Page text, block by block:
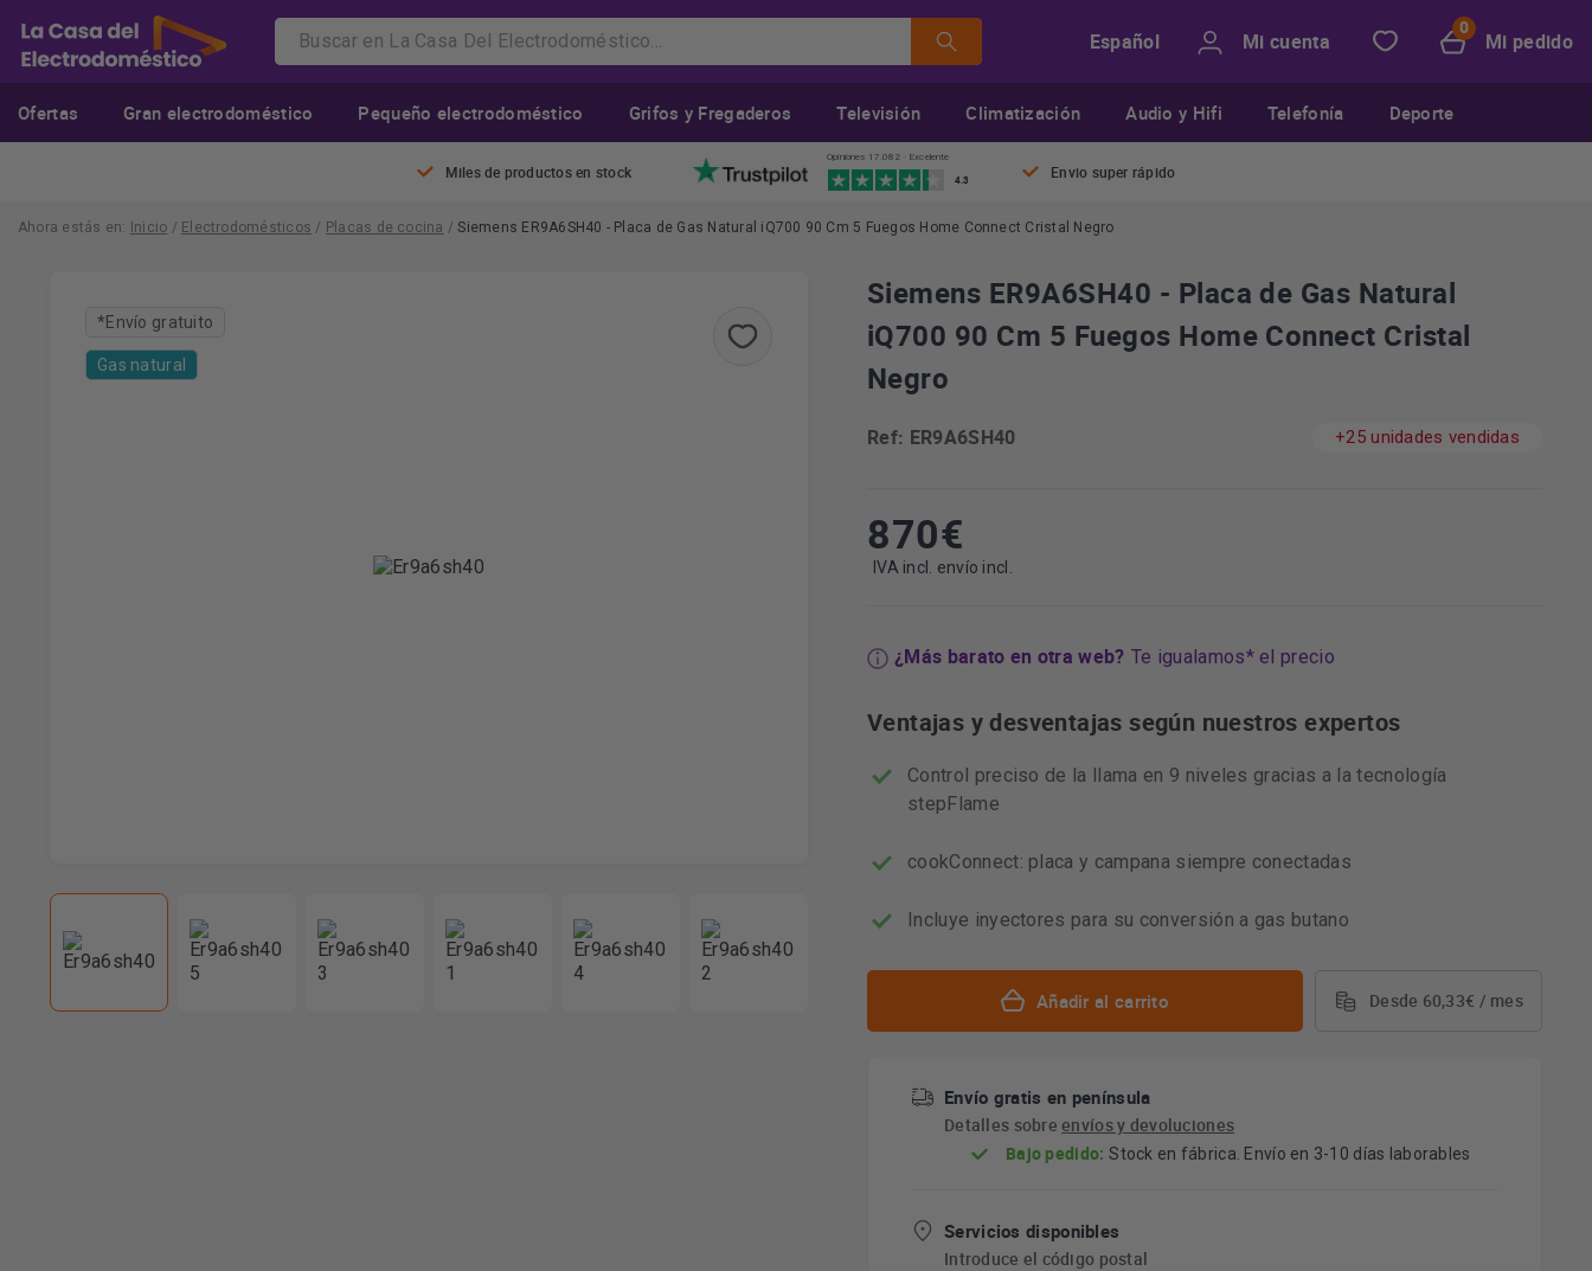
Español Mi cuenta Mi pedido
Ofertas Gran electrodoméstico Pequeño electrodoméstico Grifos y Fregaderos Televisión Climatización Audio y Hifi Telefonía Deporte
Miles de productos en stock
Opiniones 17.082 · Excelente
4.3 Envio super rápido
Ahora estás en: Inicio / Electrodomésticos / Placas de cocina /Siemens ER9A6SH40 - Placa de Gas Natural iQ700 90 Cm 5 Fuegos Home Connect Cristal Negro
*Envío gratuito
Gas natural
Siemens ER9A6SH40 - Placa de Gas Natural
iQ700 90 Cm 5 Fuegos Home Connect Cristal
Negro
Ref: ER9A6SH40 +25 unidades vendidas
870€
IVA incl. envío incl.
¿Más barato en otra web? Te igualamos* el precio
Ventajas y desventajas según nuestros expertos
Control preciso de la llama en 9 niveles gracias a la tecnología
stepFlame
cookConnect: placa y campana siempre conectadas
Incluye inyectores para su conversión a gas butano
Añadir al carrito Desde 60,33€ / mes
Envío gratis en península
Detalles sobreenvíos y devoluciones
Bajo pedido: Stock en fábrica. Envío en 3-10 días laborables
Servicios disponibles
Introduce el código postal